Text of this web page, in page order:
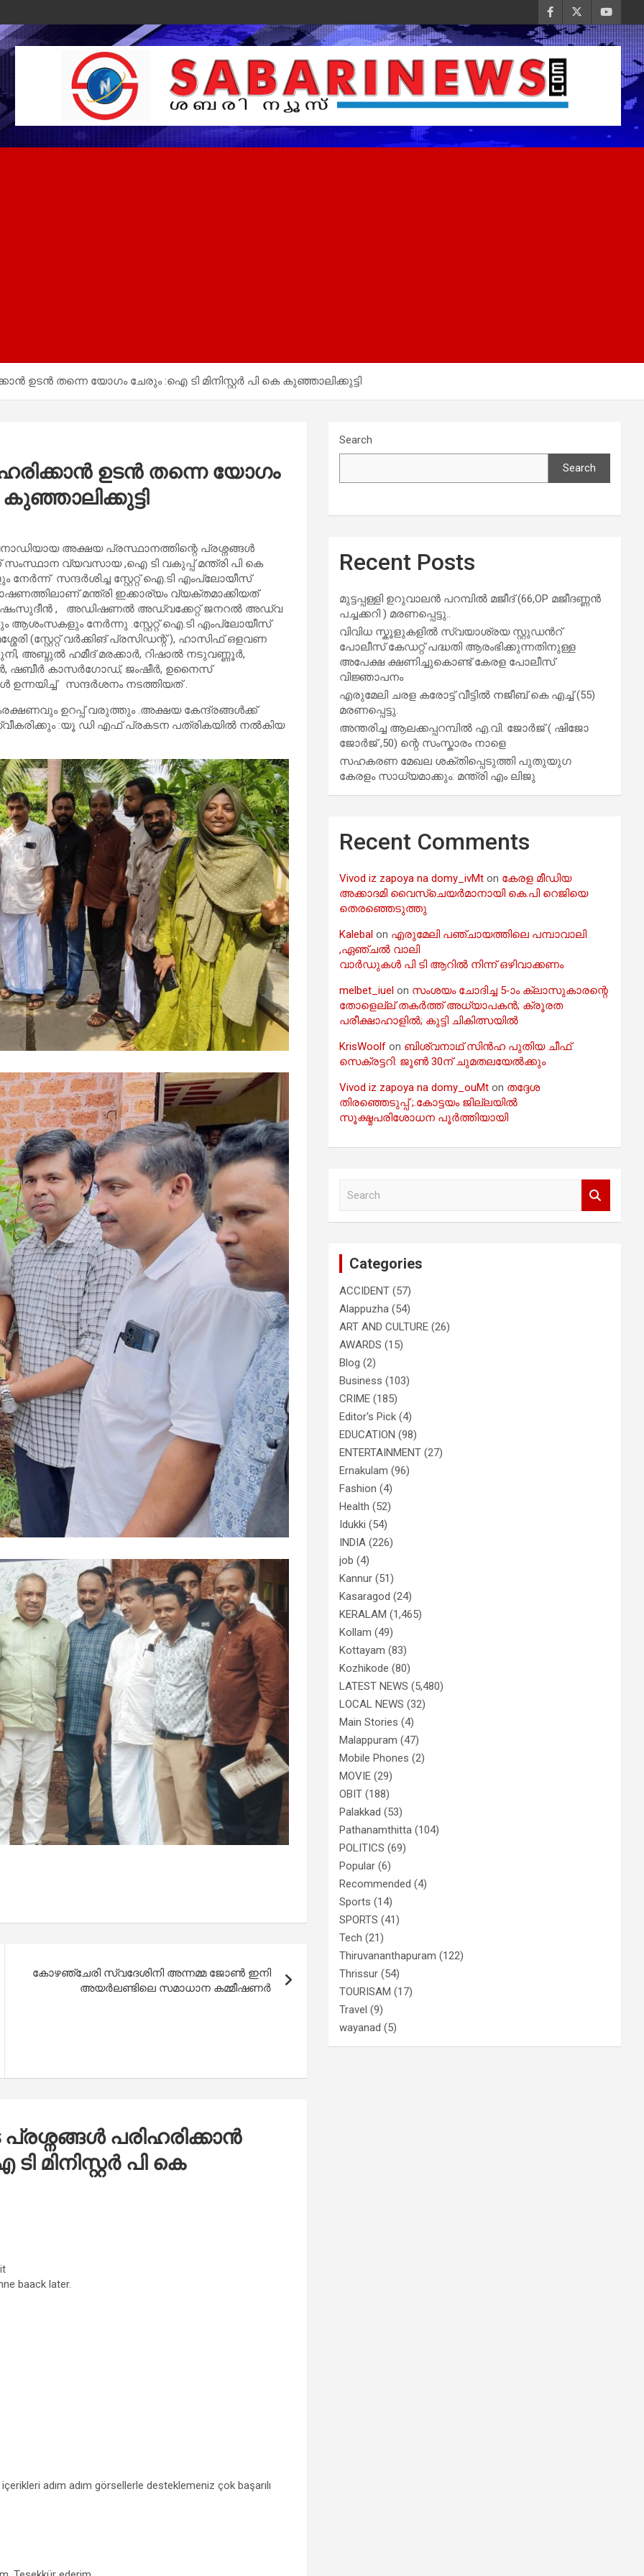
ഉടൻ തന്നെ യോഗം ചേരും :ഐ ടി മിനിസ്റ്റർ പി കെ കുഞ്ഞാലിക്കുട്ടി
ഉടൻ തന്നെ യോഗം
കുഞ്ഞാലിക്കുട്ടി
അക്ഷയ പ്രസ്ഥാനത്തിന്റെ പ്രശ്നങ്ങൾ
സംസ്ഥാന വ്യവസായ ,ഐ ടി വകുപ്പ് മന്ത്രി പി കെ
നേർന്ന് സന്ദർശിച്ച സ്റ്റേറ്റ് ഐ.ടി എംപ്ലോയീസ്
മന്ത്രി ഇക്കാര്യം വ്യക്തമാക്കിയത്
, അഡിഷണൽ അഡ്വക്കേറ്റ് ജനറൽ അഡ്വ
ആശംസകളും നേർന്നു .സ്റ്റേറ്റ് ഐ.ടി എംപ്ലോയീസ്
(സ്റ്റേറ്റ് വർക്കിങ് പ്രസിഡന്റ് ), ഹാസിഫ് ഒളവണ
അബ്ദുൽ ഹമീദ് മരക്കാർ, റിഷാൽ നടുവണ്ണൂർ,
ഷബീർ കാസർഗോഡ്, ജംഷീർ, ഉനൈസ്
സന്ദർശനം നടത്തിയത് .
ഉറപ്പ് വരുത്തും .അക്ഷയ കേന്ദ്രങ്ങൾക്ക്
:യൂ ഡി എഫ് പ്രകടന പത്രികയിൽ നൽകിയ
കോഴഞ്ചേരി സ്വദേശിനി അന്നമ്മ ജോൺ ഇനി
അയര്‍ലണ്ടിലെ സമാധാന കമ്മീഷണർ
പരിഹരിക്കാൻ
മിനിസ്റ്റർ പി കെ
baack later.
adım adım görsellerle desteklemeniz çok başarılı
Search
Search
Recent Posts
മുട്ടപ്പള്ളി ഉറുവാലൻ പറമ്പിൽ മജീദ് (66,OP മജീദണ്ണൻ
പച്ചക്കറി ) മരണപ്പെട്ടു..
വിവിധ സ്കൂളുകളില്‍ സ്വയാശ്രയ സ്റ്റുഡന്‍റ്
പോലീസ് കേഡറ്റ് പദ്ധതി ആരംഭിക്കുന്നതിനുള്ള
അപേക്ഷ ക്ഷണിച്ചുകൊണ്ട് കേരള പോലീസ്
വിജ്ഞാപനം
എരുമേലി ചരള കരോട്ട് വീട്ടിൽ നജീബ് കെ എച്ച് (55)
മരണപ്പെട്ടു.
അന്തരിച്ച ആ​ല​ക്ക​പ്പ​റമ്പിൽ​ എ.​വി. ജോ​ർ​ജ് ( ഷിജോ
ജോർജ് ,50) ന്റെ സംസ്കാരം നാളെ
സഹകരണ മേഖല ശക്തിപ്പെടുത്തി പുതുയുഗ
കേരളം സാധ്യമാക്കും: മന്ത്രി എം ലിജു
Recent Comments
Vivod iz zapoya na domy_ivMt on കേരള മീഡിയ
അക്കാദമി വൈസ്ചെയർമാനായി കെ.പി റെജിയെ
തെരഞ്ഞെടുത്തു
Kalebal on എരുമേലി പഞ്ചായത്തിലെ പമ്പാവാലി
,ഏഞ്ചൽ വാലി
വാർഡുകൾ പി ടി ആറിൽ നിന്ന് ഒഴിവാക്കണം
melbet_iuel on സംശയം ചോദിച്ച 5-ാം ക്ലാസുകാരന്റെ
തോളെല്ല് തകർത്ത് അധ്യാപകൻ; ക്രൂരത
പരീക്ഷാഹാളിൽ; കുട്ടി ചികിത്സയിൽ
KrisWoolf on ബിശ്വനാഥ് സിൻഹ പുതിയ ചീഫ്
സെക്രട്ടറി: ജൂൺ 30ന് ചുമതലയേൽക്കും
Vivod iz zapoya na domy_ouMt on തദ്ദേശ
തിരഞ്ഞെടുപ്പ് ;.കോട്ടയം ജില്ലയിൽ
സൂക്ഷ്മപരിശോധന പൂർത്തിയായി
Categories
ACCIDENT (57)
Alappuzha (54)
ART AND CULTURE (26)
AWARDS (15)
Blog (2)
Business (103)
CRIME (185)
Editor's Pick (4)
EDUCATION (98)
ENTERTAINMENT (27)
Ernakulam (96)
Fashion (4)
Health (52)
Idukki (54)
INDIA (226)
job (4)
Kannur (51)
Kasaragod (24)
KERALAM (1,465)
Kollam (49)
Kottayam (83)
Kozhikode (80)
LATEST NEWS (5,480)
LOCAL NEWS (32)
Main Stories (4)
Malappuram (47)
Mobile Phones (2)
MOVIE (29)
OBIT (188)
Palakkad (53)
Pathanamthitta (104)
POLITICS (69)
Popular (6)
Recommended (4)
Sports (14)
SPORTS (41)
Tech (21)
Thiruvananthapuram (122)
Thrissur (54)
TOURISAM (17)
Travel (9)
wayanad (5)